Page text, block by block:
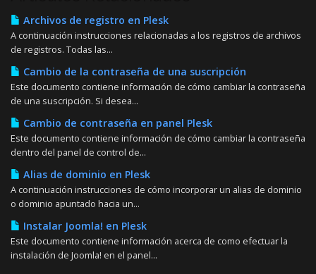
Archivos de registro en Plesk
A continuación instrucciones relacionadas a los registros de archivos
de registros. Todas las...
Cambio de la contraseña de una suscripción
Este documento contiene información de cómo cambiar la contraseña
de una suscripción. Si desea...
Cambio de contraseña en panel Plesk
Este documento contiene información de cómo cambiar la contraseña
dentro del panel de control de...
Alias de dominio en Plesk
A continuación instrucciones de cómo incorporar un alias de dominio
o dominio apuntado hacia un...
Instalar Joomla! en Plesk
Este documento contiene información acerca de como efectuar la
instalación de Joomla! en el panel...